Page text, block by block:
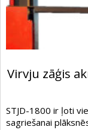
Virvju zāģis
STJD-1800 ir ļoti
sagriešanai